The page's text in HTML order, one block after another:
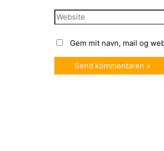
Website
Gem mit navn, mail og